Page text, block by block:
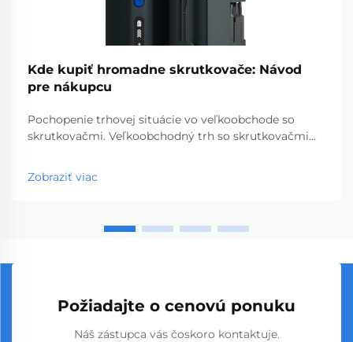
Kde kupiť hromadne skrutkovače: Návod
pre nákupcu
Pochopenie trhovej situácie vo veľkoobchode so
skrutkovačmi. Veľkoobchodný trh so skrutkovačmi
nástrojov, ktorý obsluhuje podniky od obchodov so
stavebninami až po stavebné spoločnosti. S
Zobraziť viac
Požiadajte o cenovú ponuku
Náš zástupca vás čoskoro kontaktuje.